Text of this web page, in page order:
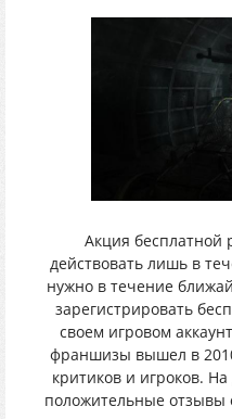
Акция бесплатной
действовать лишь в
нужно в течение
зарегистрировать
своем игровом
франшизы вышел в
критиков и игроков.
положительные отзывы